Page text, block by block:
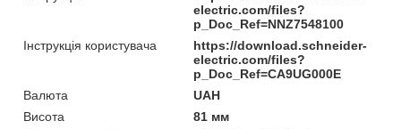
electric.com/files?
p_Doc_Ref=NNZ7548100
Інструкція користувача
https://download.schneider-
electric.com/files?
p_Doc_Ref=CA9UG000E
Валюта
UAH
Висота
81 мм